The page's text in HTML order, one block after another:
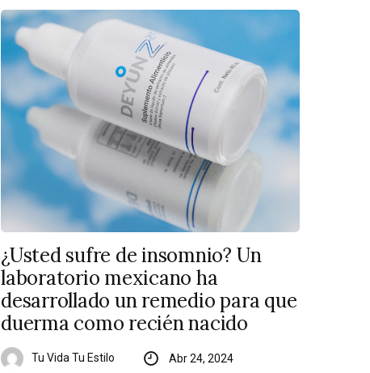
¿Usted sufre de insomnio? Un
laboratorio mexicano ha
desarrollado un remedio para que
duerma como recién nacido
Tu Vida Tu Estilo Abr 24, 2024